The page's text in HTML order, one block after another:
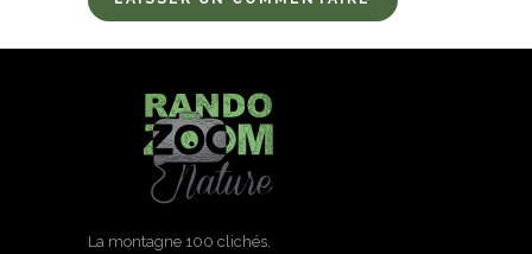
La montagne 100 clichés.